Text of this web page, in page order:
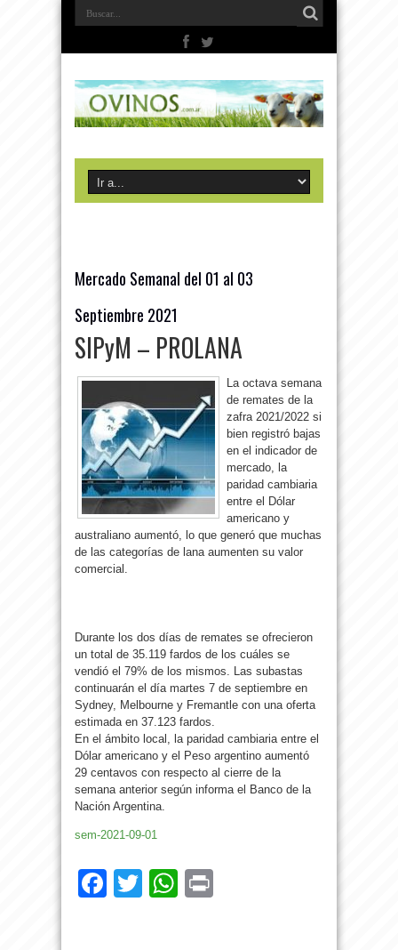
Mercado Semanal del 01 al 03
Septiembre 2021
SIPyM – PROLANA
La octava semana
de remates de la
zafra 2021/2022 si
bien registró bajas
en el indicador de
mercado, la
paridad cambiaria
entre el Dólar
americano y
australiano aumentó, lo que generó que muchas
de las categorías de lana aumenten su valor
comercial.
Durante los dos días de remates se ofrecieron
un total de 35.119 fardos de los cuáles se
vendió el 79% de los mismos. Las subastas
continuarán el día martes 7 de septiembre en
Sydney, Melbourne y Fremantle con una oferta
estimada en 37.123 fardos.
En el ámbito local, la paridad cambiaria entre el
Dólar americano y el Peso argentino aumentó
29 centavos con respecto al cierre de la
semana anterior según informa el Banco de la
Nación Argentina.
sem-2021-09-01
Facebook
TwitterWhatsApp